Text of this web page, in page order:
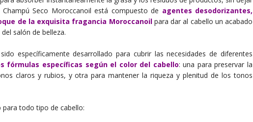
Seco Moroccanoil está compuesto de agentes desodorizantes,
de la exquisita fragancia Moroccanoilpara dar al cabello un acabado
salón de belleza.
específicamente desarrollado para cubrir las necesidades de diferentes
fórmulas específicas según el color del cabello: una para preservar la
claros y rubios, y otra para mantener la riqueza y plenitud de los tonos
todo tipo de cabello: